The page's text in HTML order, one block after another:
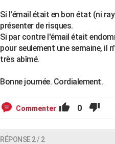
Si l'émail était en bon état (ni
présenter de risques.
Si par contre l'émail était
pour seulement une semaine, il
très abîmé.
Bonne journée. Cordialement.
Commenter 0
RÉPONSE 2 / 2